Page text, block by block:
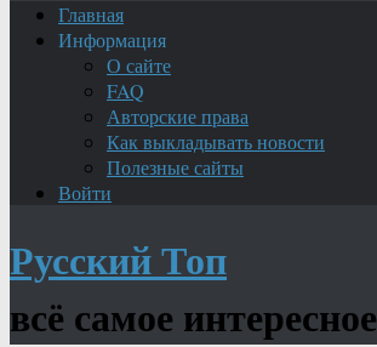
Главная
Информация
О сайте
FAQ
Авторские права
Как выкладывать новости
Полезные сайты
Войти
Русский Топ
всё самое интересное